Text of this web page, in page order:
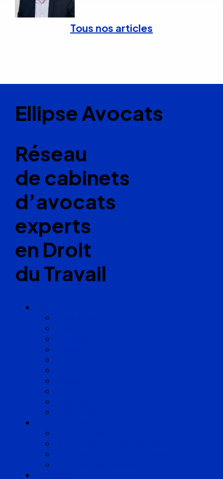
Tous nos articles
Ellipse Avocats
Réseau
de cabinets
d’avocats
experts
en Droit
du Travail